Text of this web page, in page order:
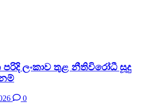
පරිදි ලංකාව තුළ නීතිවිරෝධී සූදු
0